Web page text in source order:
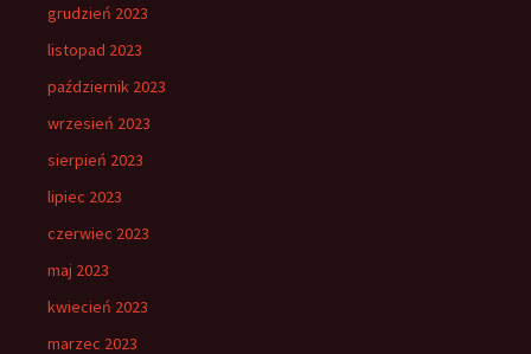
grudzień 2023
listopad 2023
październik 2023
wrzesień 2023
sierpień 2023
lipiec 2023
czerwiec 2023
maj 2023
kwiecień 2023
marzec 2023